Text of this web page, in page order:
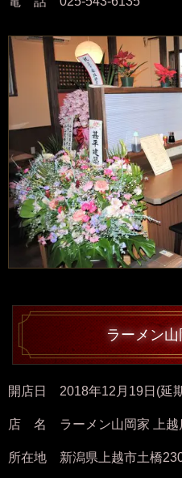
ラーメン
開店日 2018年12月19日(延
店 名 ラーメン山岡家 上越
所在地 新潟県上越市土橋